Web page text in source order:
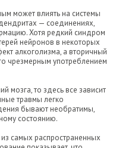
может влиять на системы
— соединениях,
Хотя редкий синдром
нейронов в некоторых
алкоголизма, а вторичный
чрезмерным употреблением
мозга, то здесь все зависит
травмы легко
бывают необратимы,
состоянию.
самых распространенных